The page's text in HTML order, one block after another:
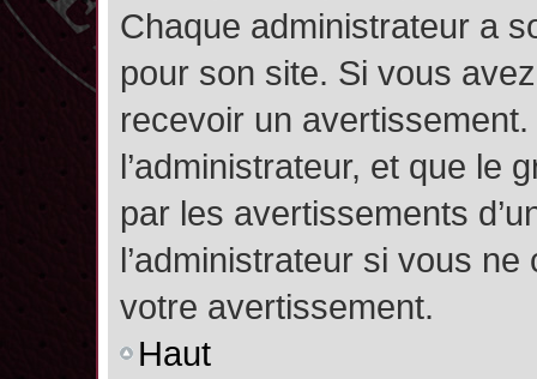
Chaque administrateur a
pour son site. Si vous
recevoir un
l’administrateur, et que le
par les avertissements
l’administrateur si vous
votre avertissement.
Haut